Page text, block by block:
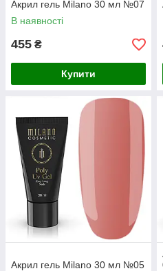
Акрил гель Milano 30 мл №07
В наявності
455 ₴
Купити
Акрил гель Milano 30 мл №05